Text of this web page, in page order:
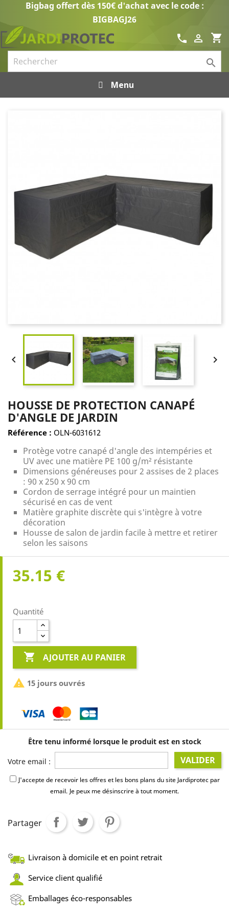
Bigbag offert dès 150€ d'achat avec le code :
BIGBAGJ26
shopping_cart

call

Menu
 
HOUSSE DE PROTECTION CANAPÉ
D'ANGLE DE JARDIN
Référence : OLN-6031612
Protège votre canapé d'angle des intempéries et
UV avec une matière PE 100 g/m² résistante
Dimensions généreuses pour 2 assises de 2 places
: 90 x 250 x 90 cm
Cordon de serrage intégré pour un maintien
sécurisé en cas de vent
Matière graphite discrète qui s'intègre à votre
décoration
Housse de salon de jardin facile à mettre et retirer
selon les saisons
35.15 €
Quantité
 AJOUTER AU PANIER
 15 jours ouvrés
Être tenu informé lorsque le produit est en stock
Votre email : VALIDER
J'accepte de recevoir les offres et les bons plans du site Jardiprotec par
email. Je peux me désinscrire à tout moment.
Partager
Livraison à domicile et en point retrait
Service client qualifié
Emballages éco-responsables